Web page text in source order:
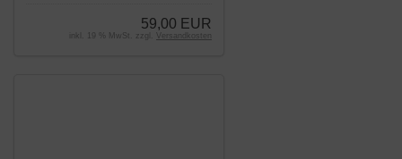
59,00 EUR
inkl. 19 % MwSt. zzgl. Versandkosten